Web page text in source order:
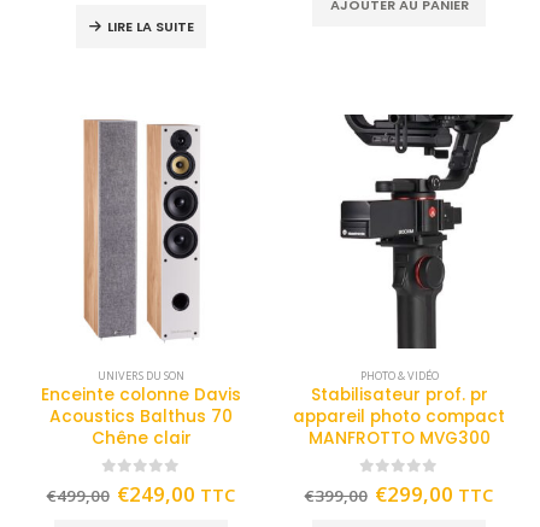
LIRE LA SUITE
AJOUTER AU PANIER
UNIVERS DU SON
Enceinte colonne Davis
Acoustics Balthus 70
Chêne clair
out of 5
€499,00 €249,00 TTC
PHOTO & VIDÉO
Stabilisateur prof. pr
appareil photo compact
MANFROTTO MVG300
out of 5
€399,00 €299,00 TTC